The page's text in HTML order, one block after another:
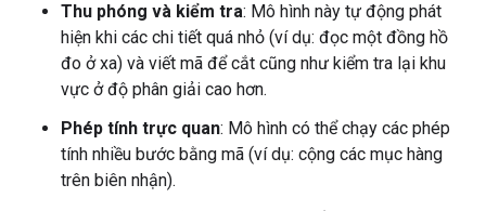
Thu phóng và kiểm tra: Mô hình này tự động phát
hiện khi các chi tiết quá nhỏ (ví dụ: đọc một đồng hồ
đo ở xa) và viết mã để cắt cũng như kiểm tra lại khu
vực ở độ phân giải cao hơn.
Phép tính trực quan: Mô hình có thể chạy các phép
tính nhiều bước bằng mã (ví dụ: cộng các mục hàng
trên biên nhận).